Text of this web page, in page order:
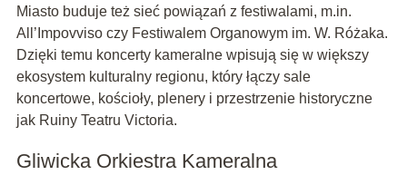
Miasto buduje też sieć powiązań z festiwalami, m.in.
All’Impovviso czy Festiwalem Organowym im. W. Różaka.
Dzięki temu koncerty kameralne wpisują się w większy
ekosystem kulturalny regionu, który łączy sale
koncertowe, kościoły, plenery i przestrzenie historyczne
jak Ruiny Teatru Victoria.
Gliwicka Orkiestra Kameralna